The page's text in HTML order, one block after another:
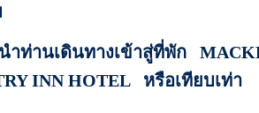
นทางเข้าสู่ที่พัก
INN HOTEL หรือเทียบเท่า